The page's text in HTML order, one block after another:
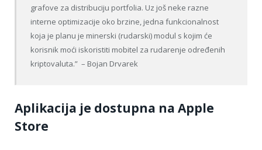
grafove za distribuciju portfolia. Uz još neke razne
interne optimizacije oko brzine, jedna funkcionalnost
koja je planu je minerski (rudarski) modul s kojim će
korisnik moći iskoristiti mobitel za rudarenje određenih
kriptovaluta.” – Bojan Drvarek
Aplikacija je dostupna na Apple
Store